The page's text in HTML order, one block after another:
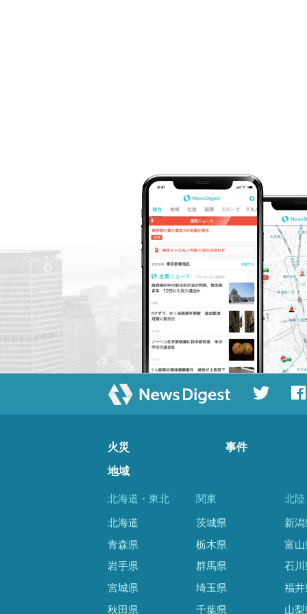
火災 事件
地域
北海道・東北
北海道
青森県
岩手県
宮城県
秋田県
関東
茨城県
栃木県
群馬県
埼玉県
千葉県
北陸
新潟
富山
石川
福井
山梨